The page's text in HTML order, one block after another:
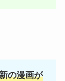
の漫画が